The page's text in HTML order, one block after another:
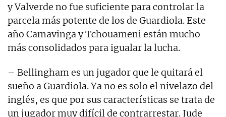
y Valverde no fue suficiente para controlar la
parcela más potente de los de Guardiola. Este
año Camavinga y Tchouameni están mucho
más consolidados para igualar la lucha.
– Bellingham es un jugador que le quitará el
sueño a Guardiola. Ya no es solo el nivelazo del
inglés, es que por sus características se trata de
un jugador muy difícil de contrarrestar. Jude